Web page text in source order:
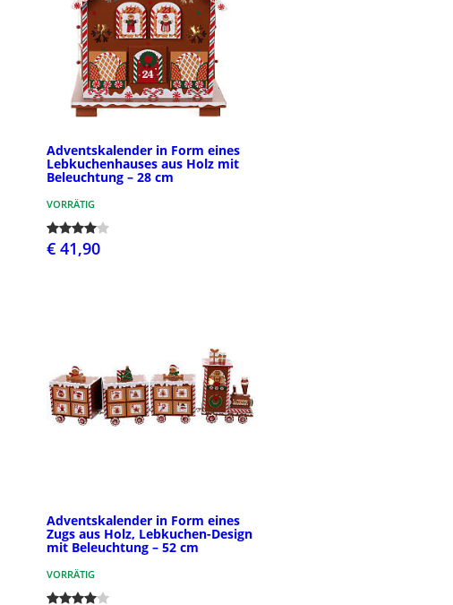
Adventskalender in Form eines
Lebkuchenhauses aus Holz mit
Beleuchtung – 28 cm
VORRÄTIG
€ 41,90
Adventskalender in Form eines
Zugs aus Holz, Lebkuchen-Design
mit Beleuchtung – 52 cm
VORRÄTIG